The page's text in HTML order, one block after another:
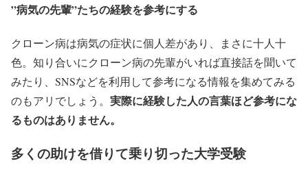
— ＩＢＤ事務局(広島・姫路・ＵＣ外科) (@ibd_uc_cd)
”病気の先輩”たちの経験を参考にする
クローン病は病気の症状に個人差があり、まさに十人十
色。知り合いにクローン病の先輩がいれば直接話を聞いて
みたり、SNSなどを利用して参考になる情報を集めてみる
のもアリでしょう。 実際に経験した人の言葉ほど参考にな
るものはありません。
多くの助けを借りて乗り切った大学受験